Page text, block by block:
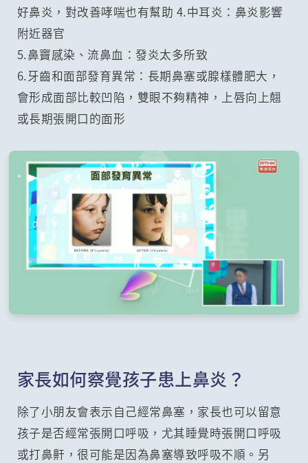
好鼻炎，對改善哮喘也有幫助 4.中耳炎：鼻炎影響
附近器官
5.鼻竇感染、流鼻血：發炎太多所致
6.牙齒和面部發育異常：長期鼻塞或腺樣體肥大，
會形成面部比較凹陷，雙眼不夠精神，上唇向上翹
或長期張開口的面形
家長如何察覺孩子患上鼻炎？
除了小朋友會表示自己經常鼻塞，家長也可以留意
孩子是否經常張開口呼吸，尤其睡覺時張開口呼吸
或打鼻鼾，很可能是因為鼻塞導致呼吸不順。另